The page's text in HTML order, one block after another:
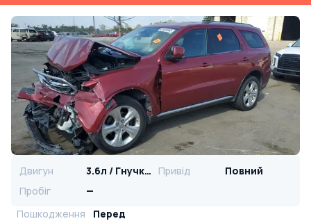
Двигун 3.6л / Гнучке паливо Привід
Повний
Пробіг
—
Пошкодження
Перед